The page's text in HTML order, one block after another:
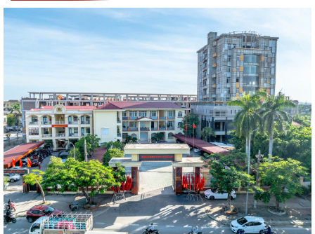
PHƯỜNG HỒNG AN TỔ CHỨC LỄ THẮP NẾN TRI ÂN CÁC ANH HÙNG
LIỆT SĨ NHÂN KỶ NIỆM 79 NĂM NGÀY THƯƠNG BINH...
PHƯỜNG HỒNG AN ẤM ÁP CHƯƠNG TRÌNH KHÁM BỆNH, CẤP PHÁT
Phường Hồng An tổ chức đợt chi trả tiền bồi thường, hỗ trợ đối 67 hộ
gia đình có đất mộ thuộc Dự án...
UỶ BAN NHÂN DÂN PHƯỜNG HỒNG AN LÀM VIỆC VỚI MỘT SỐ DOANH
NGHIỆP TRÊN ĐỊA BÀN VỀ VIỆC THỰC HIỆN CHỈ...
PHƯỜNG HỒNG AN: ĐƯA CÔNG NGHỆ SỐ ĐẾN TẬN TAY NGƯỜI DÂN
TẠI 16 TỔ DÂN PHỐ – HƯỚNG TỚI CHÍNH QUYỀN SỐ...